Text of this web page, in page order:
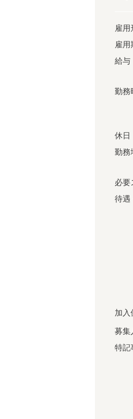
雇
雇用
給与
勤務
休日
勤務
必要
待遇
加入
募集
特記